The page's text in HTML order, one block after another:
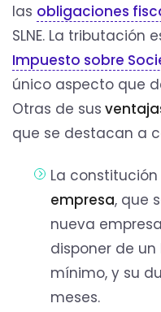
las obligaciones
SLNE. La
Impuesto sobre
único aspecto que
Otras de sus
que se destacan a
La
empresa, que
nueva
disponer de
mínimo, y su
meses.